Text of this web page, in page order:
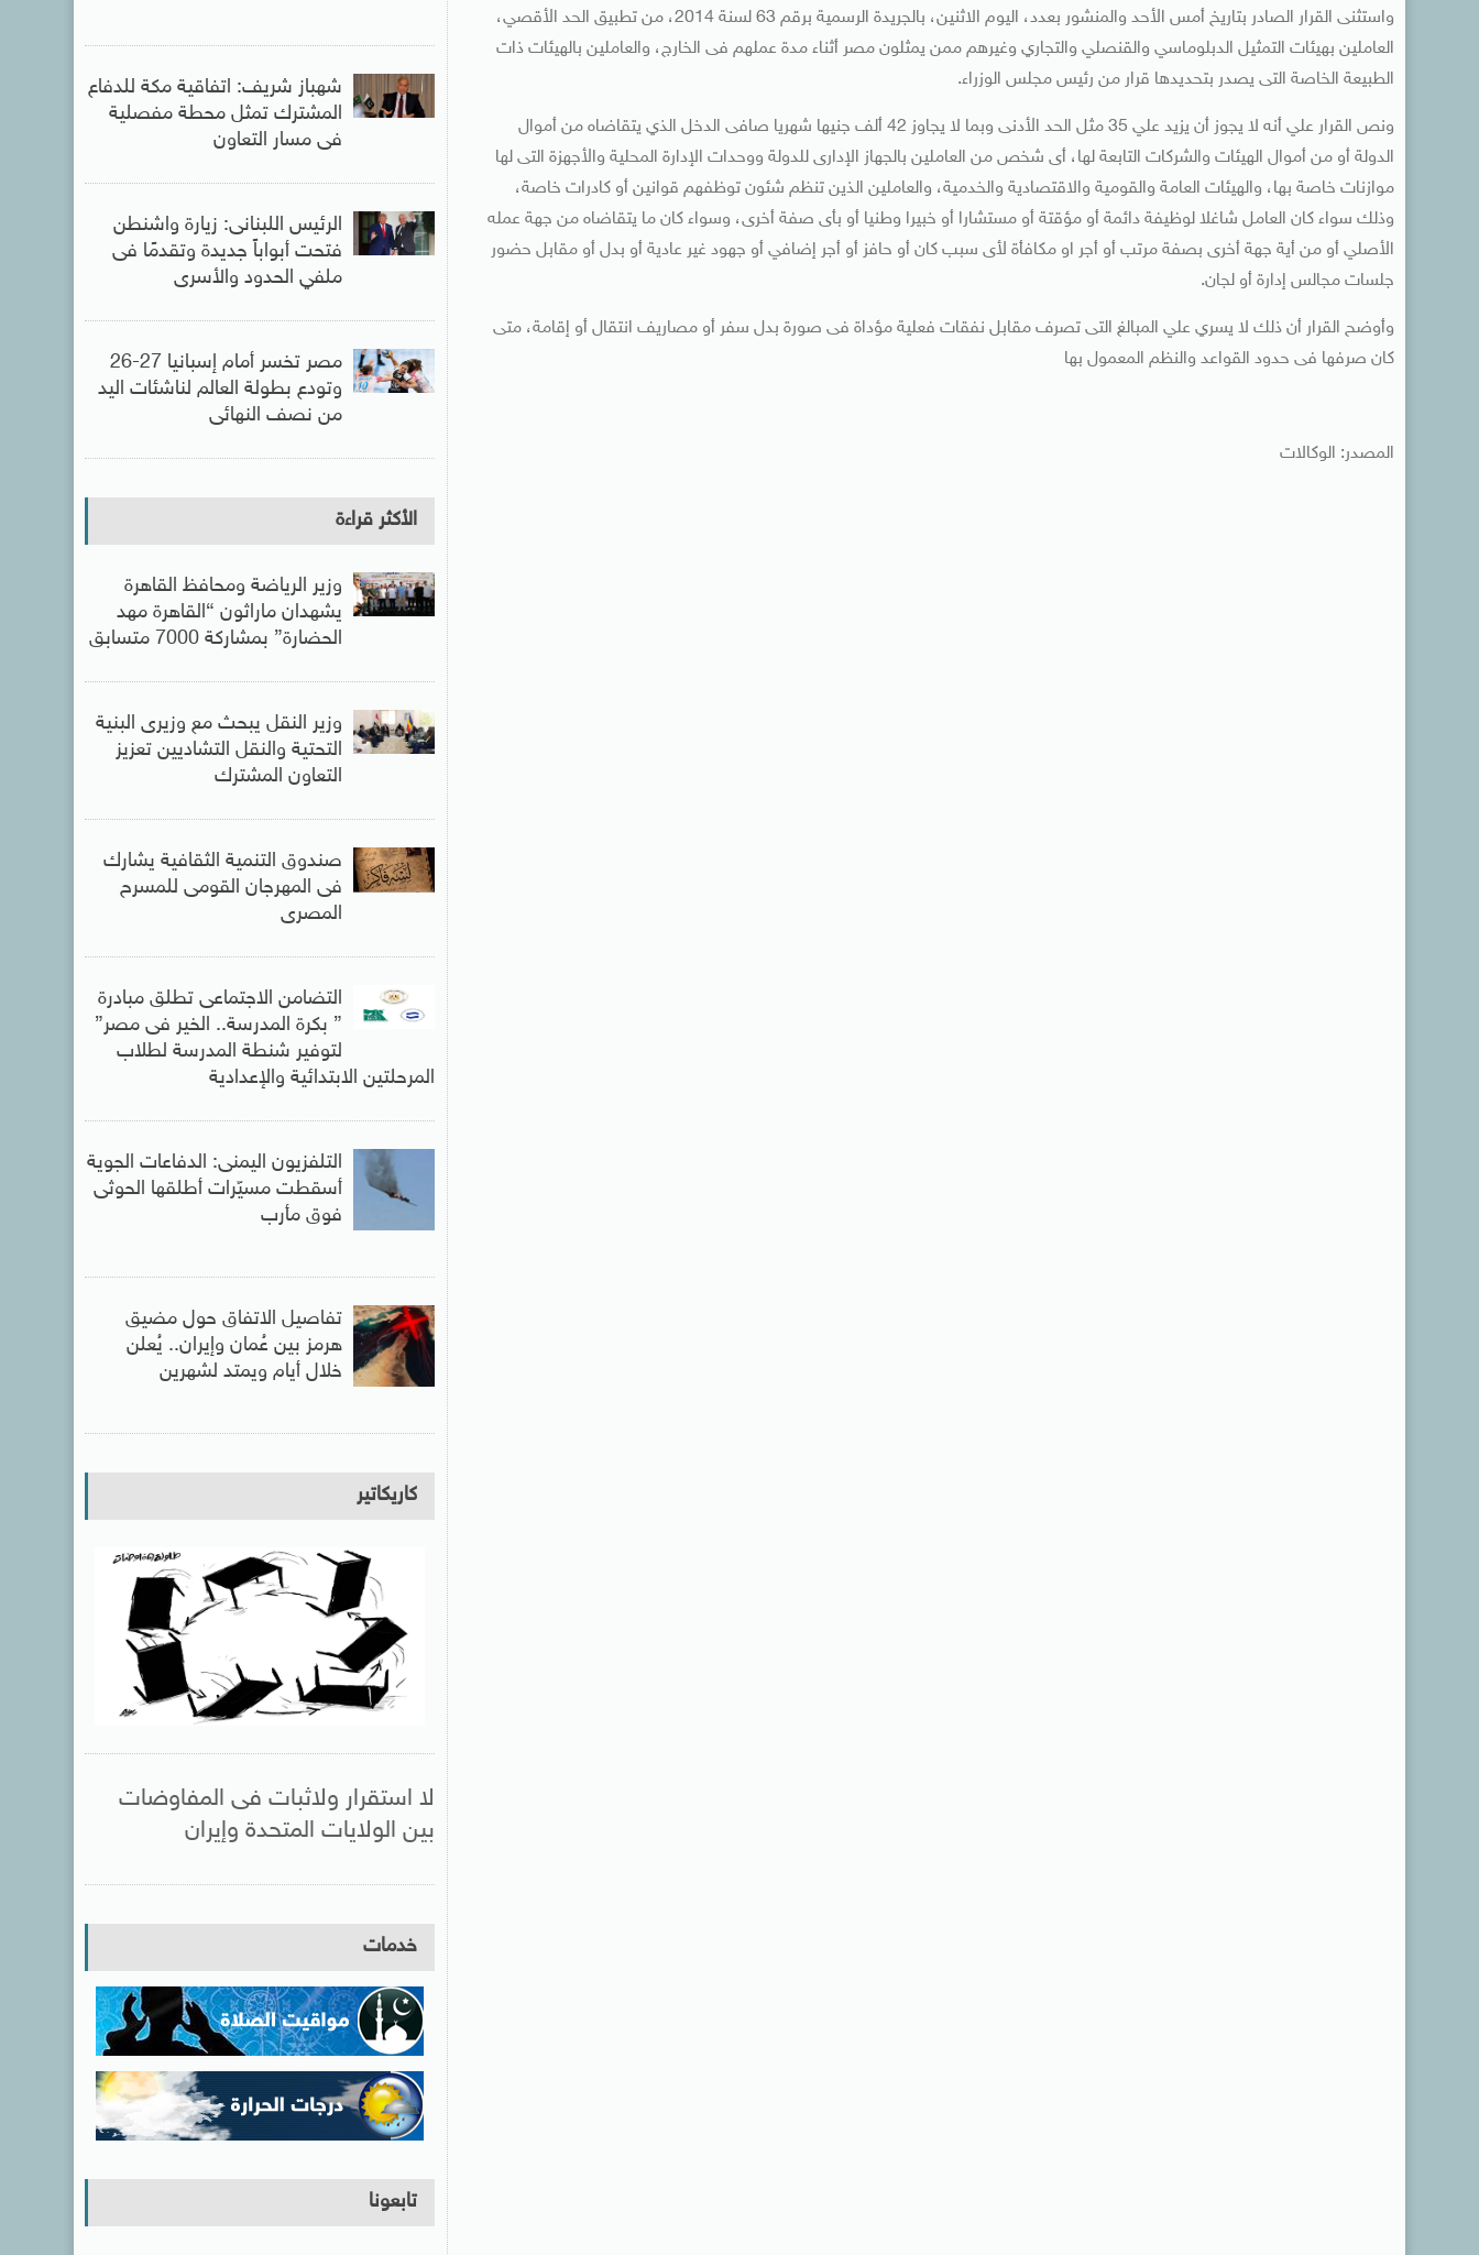
واستثنى القرار الصادر بتاريخ أمس الأحد والمنشور بعدد، اليوم الاثنين، بالجريدة الرسمية برقم 63 لسنة 2014، من تطبيق الحد الأقصي،
العاملين بهيئات التمثيل الدبلوماسي والقنصلي والتجاري وغيرهم ممن يمثلون مصر أثناء مدة عملهم فى الخارج، والعاملين بالهيئات ذات
الطبيعة الخاصة التى يصدر بتحديدها قرار من رئيس مجلس الوزراء.
ونص القرار علي أنه لا يجوز أن يزيد علي 35 مثل الحد الأدنى وبما لا يجاوز 42 ألف جنيها شهريا صافى الدخل الذي يتقاضاه من أموال
الدولة أو من أموال الهيئات والشركات التابعة لها، أى شخص من العاملين بالجهاز الإدارى للدولة ووحدات الإدارة المحلية والأجهزة التى لها
موازنات خاصة بها، والهيئات العامة والقومية والاقتصادية والخدمية، والعاملين الذين تنظم شئون توظفهم قوانين أو كادرات خاصة،
وذلك سواء كان العامل شاغلا لوظيفة دائمة أو مؤقتة أو مستشارا أو خبيرا وطنيا أو بأى صفة أخرى، وسواء كان ما يتقاضاه من جهة عمله
الأصلي أو من أية جهة أخرى بصفة مرتب أو أجر او مكافأة لأى سبب كان أو حافز أو أجر إضافي أو جهود غير عادية أو بدل أو مقابل حضور
جلسات مجالس إدارة أو لجان.
وأوضح القرار أن ذلك لا يسري علي المبالغ التى تصرف مقابل نفقات فعلية مؤداة فى صورة بدل سفر أو مصاريف انتقال أو إقامة، متى
كان صرفها فى حدود القواعد والنظم المعمول بها
المصدر: الوكالات
شهباز شريف: اتفاقية مكة للدفاع
المشترك تمثل محطة مفصلية
فى مسار التعاون
الرئيس اللبنانى: زيارة واشنطن
فتحت أبواباً جديدة وتقدمًا فى
ملفي الحدود والأسرى
مصر تخسر أمام إسبانيا 27-26
وتودع بطولة العالم لناشئات اليد
من نصف النهائى
الأكثر قراءة
وزير الرياضة ومحافظ القاهرة
يشهدان ماراثون “القاهرة مهد
الحضارة” بمشاركة 7000 متسابق
وزير النقل يبحث مع وزيرى البنية
التحتية والنقل التشاديين تعزيز
التعاون المشترك
صندوق التنمية الثقافية يشارك
فى المهرجان القومى للمسرح
المصرى
التضامن الاجتماعى تطلق مبادرة
” بكرة المدرسة.. الخير فى مصر”
لتوفير شنطة المدرسة لطلاب
المرحلتين الابتدائية والإعدادية
التلفزيون اليمنى: الدفاعات الجوية
أسقطت مسيّرات أطلقها الحوثى
فوق مأرب
تفاصيل الاتفاق حول مضيق
هرمز بين عُمان وإيران.. يُعلن
خلال أيام ويمتد لشهرين
كاريكاتير
لا استقرار ولاثبات فى المفاوضات
بين الولايات المتحدة وإيران
خدمات
تابعونا